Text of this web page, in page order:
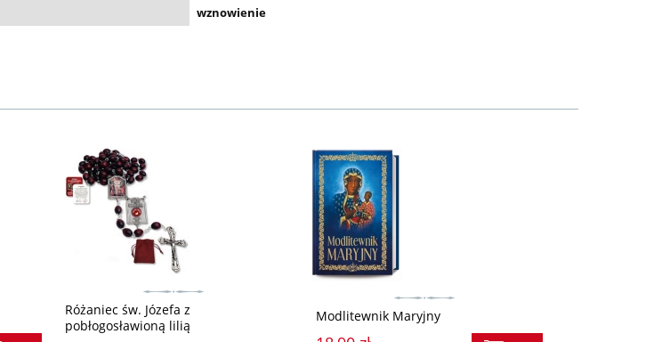
wznowienie
Różaniec św. Józefa z
pobłogosławioną lilią
Modlitewnik Maryjny